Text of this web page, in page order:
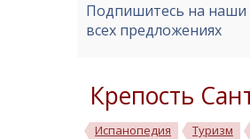
Подпишитесь на наши
всех предложениях
Крепость
Испанопедия Туризм